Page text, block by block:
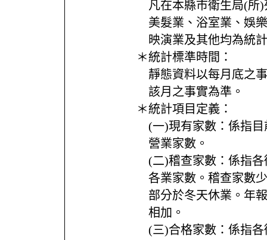
凡在本縣市衛生局(所
美髮業、浴室業、娛
映演業及其他均為統
＊統計標準時間：
靜態資料以每月底之
該月之事實為準。
＊統計項目定義：
(一)現有家數：係指
營業家數。
(二)稽查家數：係指
各業家數。稽查家數
部分於冬天休業。年
相加。
(三)合格家數：係指